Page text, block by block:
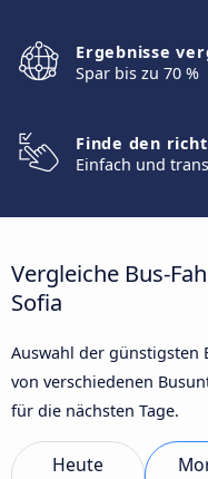
Ergebnisse
Spar bis zu 70 %
Finde den
Einfach und
Vergleiche Bus-
Sofia
Auswahl der günstigsten
von verschiedenen
für die nächsten Tage.
Heute